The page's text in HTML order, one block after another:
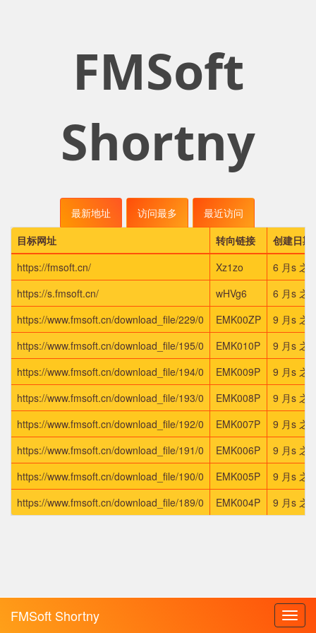
FMSoft Shortny
FMSoft
Shortny
最新地址 访问最多
最近访问
目标网址
转向链接
创建日期
https://fmsoft.cn/
Xz1zo
6 月s 之
https://s.fmsoft.cn/
wHVg6
6 月s 之
https://www.fmsoft.cn/download_file/229/0
EMK00ZP
9 月s 之
https://www.fmsoft.cn/download_file/195/0
EMK010P
9 月s 之
https://www.fmsoft.cn/download_file/194/0
EMK009P
9 月s 之
https://www.fmsoft.cn/download_file/193/0
EMK008P
9 月s 之
https://www.fmsoft.cn/download_file/192/0
EMK007P
9 月s 之
https://www.fmsoft.cn/download_file/191/0
EMK006P
9 月s 之
https://www.fmsoft.cn/download_file/190/0
EMK005P
9 月s 之
https://www.fmsoft.cn/download_file/189/0
EMK004P 9 月s 之